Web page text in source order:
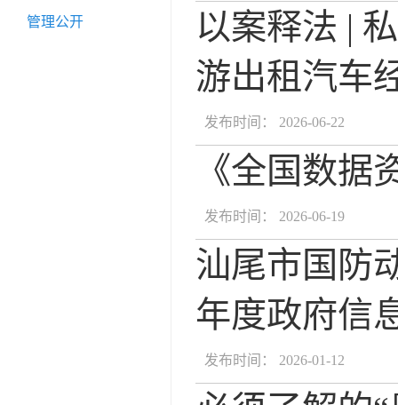
管理公开
以案释法 |
游出租汽车
发布时间： 2026-06-22
《全国数据
发布时间： 2026-06-19
汕尾市国防
年度政府信
发布时间： 2026-01-12